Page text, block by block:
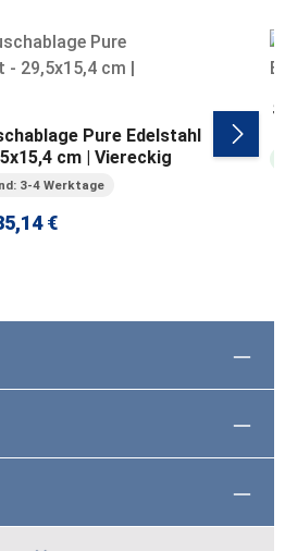
Pure Edelstahl
cm | Viereckig
3-4 Werktage
Preis:
€